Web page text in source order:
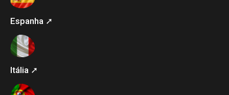
Espanha ➚
Itália ➚